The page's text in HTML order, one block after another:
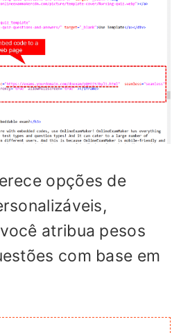
opções de
atribua pesos
com base em